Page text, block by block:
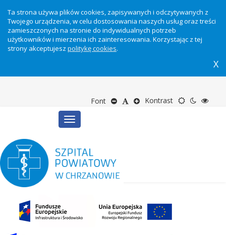
Ta strona używa plików cookies, zapisywanych i odczytywanych z
Twojego urządzenia, w celu dostosowania naszych usług oraz treści
zamieszczonych na stronie do indywidualnych potrzeb
użytkowników i mierzenia ich zainteresowania. Korzystając z tej
strony akceptujesz politykę cookies.
X
Kontrast Motyw
TrybTryb
Font ZmniejszDomyślny
Zwiększ
Toggle
navigation